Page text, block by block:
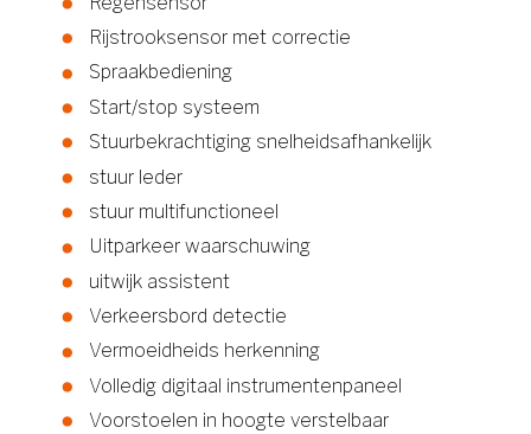
Rijstrooksensor met correctie
Spraakbediening
Start/stop systeem
Stuurbekrachtiging snelheidsafhankelijk
stuur leder
stuur multifunctioneel
Uitparkeer waarschuwing
uitwijk assistent
Verkeersbord detectie
Vermoeidheids herkenning
Volledig digitaal instrumentenpaneel
Voorstoelen in hoogte verstelbaar